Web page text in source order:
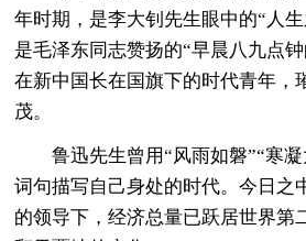
年时期，是李大钊先生眼中的“人生
是毛泽东同志赞扬的“早晨八九点
在新中国长在国旗下的时代青年，
茂。
鲁迅先生曾用“风雨如磐”“寒凝
词句描写自己身处的时代。今日之
的领导下，经济总量已跃居世界第